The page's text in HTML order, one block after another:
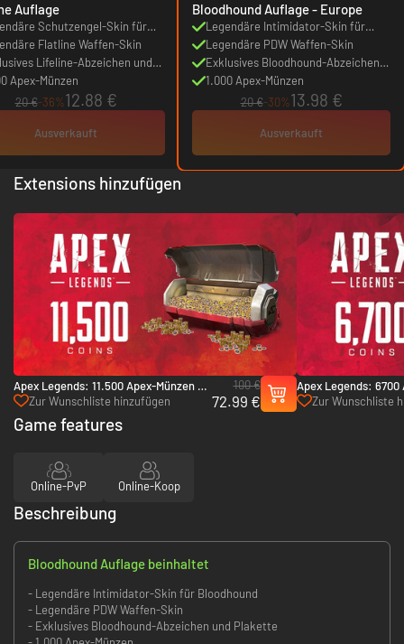
Auflage
Schutzengel-Skin für
Flatline Waffen-Skin
Lifeline-Abzeichen und
Apex-Münzen
20 €-36%12.88 €
Ausverkauft
Bloodhound Auflage - Europe
Legendäre Intimidator-Skin für
Bloodhound
Legendäre PDW Waffen-Skin
Exklusives Bloodhound-Abzeichen
und Plakette
1.000 Apex-Münzen
20 €-30%13.98 €
Ausverkauft
Extensions hinzufügen
Apex Legends: 11.500 Apex-Münzen -
Xbox One & Xbox Series X|S
Zur Wunschliste hinzufügen
100 €
72.99 €
Apex Legends: 6700
Xbox One & Xbox
Zur Wunschliste
Game features
Online-PvP Online-Koop
Beschreibung
Bloodhound Auflage beinhaltet
- Legendäre Intimidator-Skin für Bloodhound
- Legendäre PDW Waffen-Skin
- Exklusives Bloodhound-Abzeichen und Plakette